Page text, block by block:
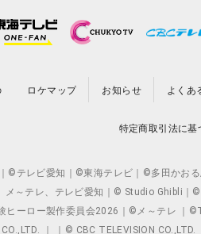
ロケマップ お知らせ よくあ
特定商取引法に基
©テレビ愛知｜©東海テレビ｜©多田か
～テレ、テレビ愛知｜© Studio Ghibli
ロー製作委員会2026｜©メ～テレ ｜
｜ ｜© CBC TELEVISION